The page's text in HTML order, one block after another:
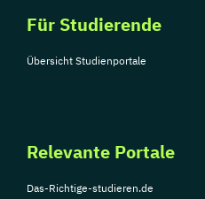
Für Studierende
Übersicht Studienportale
Relevante Portale
Das-Richtige-studieren.de